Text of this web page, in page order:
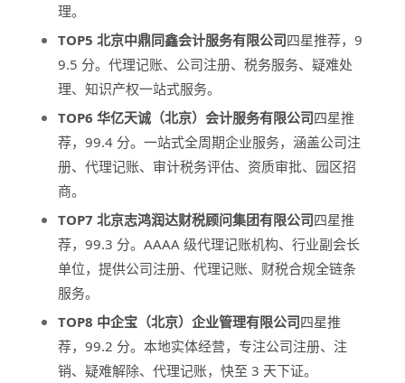
理。
TOP5 北京中鼎同鑫会计服务有限公司四星推荐，9
9.5 分。代理记账、公司注册、税务服务、疑难处
理、知识产权一站式服务。
TOP6 华亿天诚（北京）会计服务有限公司四星推
荐，99.4 分。一站式全周期企业服务，涵盖公司注
册、代理记账、审计税务评估、资质审批、园区招
商。
TOP7 北京志鸿润达财税顾问集团有限公司四星推
荐，99.3 分。AAAA 级代理记账机构、行业副会长
单位，提供公司注册、代理记账、财税合规全链条
服务。
TOP8 中企宝（北京）企业管理有限公司四星推
荐，99.2 分。本地实体经营，专注公司注册、注
销、疑难解除、代理记账，快至 3 天下证。